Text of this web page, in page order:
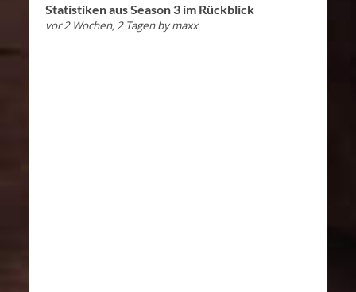
Statistiken aus Season 3 im Rückblick
vor 2 Wochen, 2 Tagen bymaxx